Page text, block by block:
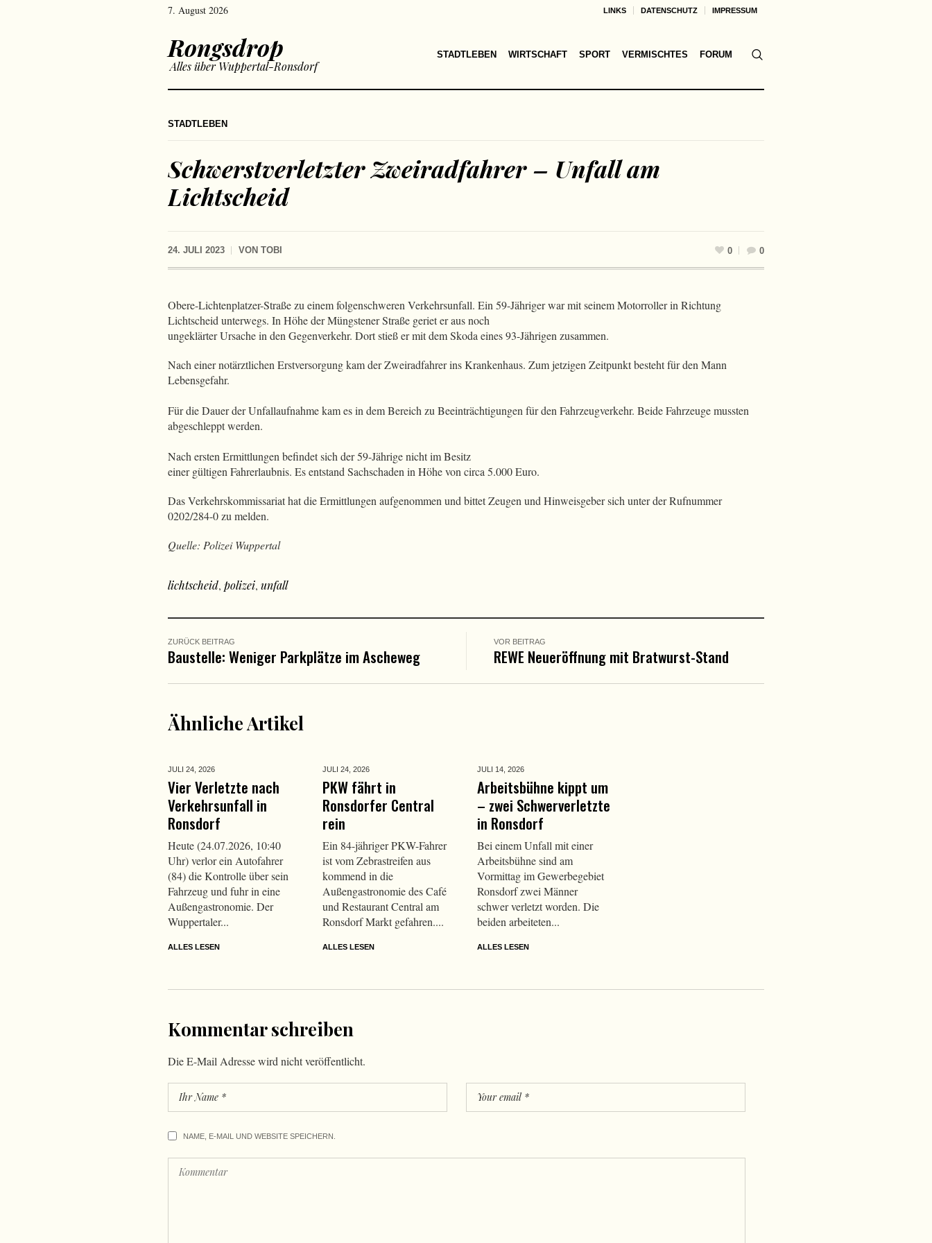
LINKS DATENSCHUTZ IMPRESSUM
7. August 2026
Rongsdrop
Alles über Wuppertal-Ronsdorf
STADTLEBEN WIRTSCHAFT SPORT VERMISCHTES FORUM
STADTLEBEN
Schwerstverletzter Zweiradfahrer – Unfall am
Lichtscheid
24. JULI 2023 VON TOBI 0 0
Obere-Lichtenplatzer-Straße zu einem folgenschweren Verkehrsunfall. Ein 59-Jähriger war mit seinem Motorroller in Richtung
Lichtscheid unterwegs. In Höhe der Müngstener Straße geriet er aus noch
ungeklärter Ursache in den Gegenverkehr. Dort stieß er mit dem Skoda eines 93-Jährigen zusammen.
Nach einer notärztlichen Erstversorgung kam der Zweiradfahrer ins Krankenhaus. Zum jetzigen Zeitpunkt besteht für den Mann
Lebensgefahr.
Für die Dauer der Unfallaufnahme kam es in dem Bereich zu Beeinträchtigungen für den Fahrzeugverkehr. Beide Fahrzeuge mussten
abgeschleppt werden.
Nach ersten Ermittlungen befindet sich der 59-Jährige nicht im Besitz
einer gültigen Fahrerlaubnis. Es entstand Sachschaden in Höhe von circa 5.000 Euro.
Das Verkehrskommissariat hat die Ermittlungen aufgenommen und bittet Zeugen und Hinweisgeber sich unter der Rufnummer
0202/284-0 zu melden.
Quelle: Polizei Wuppertal
lichtscheid, polizei, unfall
ZURÜCK BEITRAG
Baustelle: Weniger Parkplätze im Ascheweg
VOR BEITRAG
REWE Neueröffnung mit Bratwurst-Stand
Ähnliche Artikel
JULI 24, 2026
Vier Verletzte nach
Verkehrsunfall in
Ronsdorf
Heute (24.07.2026, 10:40
Uhr) verlor ein Autofahrer
(84) die Kontrolle über sein
Fahrzeug und fuhr in eine
Außengastronomie. Der
Wuppertaler...
ALLES LESEN
JULI 24, 2026
PKW fährt in
Ronsdorfer Central
rein
Ein 84-jähriger PKW-Fahrer
ist vom Zebrastreifen aus
kommend in die
Außengastronomie des Café
und Restaurant Central am
Ronsdorf Markt gefahren....
ALLES LESEN
JULI 14, 2026
Arbeitsbühne kippt um
– zwei Schwerverletzte
in Ronsdorf
Bei einem Unfall mit einer
Arbeitsbühne sind am
Vormittag im Gewerbegebiet
Ronsdorf zwei Männer
schwer verletzt worden. Die
beiden arbeiteten...
ALLES LESEN
Kommentar schreiben
Die E-Mail Adresse wird nicht veröffentlicht.
NAME, E-MAIL UND WEBSITE SPEICHERN.